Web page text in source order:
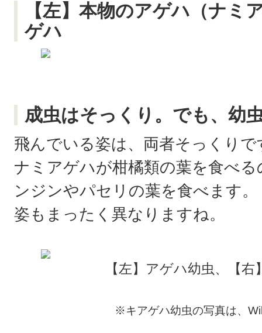
【左】本物のアゲハ（ナミ
ゲハ
成虫はそっくり。でも、幼
飛んでいる姿は、両者そっくり
ナミアゲハが柑橘類の葉を食べ
ンジンやパセリの葉を食べます。
姿もまったく異なりますね。
【左】アゲハ幼虫、【
※キアゲハ幼虫の写真は、